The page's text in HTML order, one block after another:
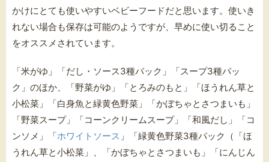
かけにとても使いやすいベビーフードだと思います。使いき
れない場合も保存は可能のようですが、早めに使い切ること
をオススメされています。
「米がゆ」「だし・ソース3種パック」「スープ3種パッ
ク」のほか、「野菜がゆ」「とろみのもと」「ほうれん草と
小松菜」「白身魚と緑黄色野菜」「かぼちゃとさつまいも」
「野菜スープ」「コーンクリームスープ」「和風だし」「コ
ンソメ」「ホワイトソース 」「緑黄色野菜3種パック（「ほ
うれん草と小松菜」、「かぼちゃとさつまいも」「にんじん